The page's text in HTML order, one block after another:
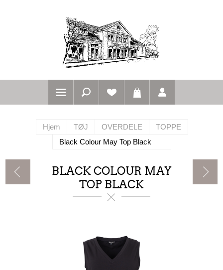
Hjem TØJ OVERDELE
TOPPE
Black Colour May Top Black
BLACK COLOUR MAY
TOP BLACK